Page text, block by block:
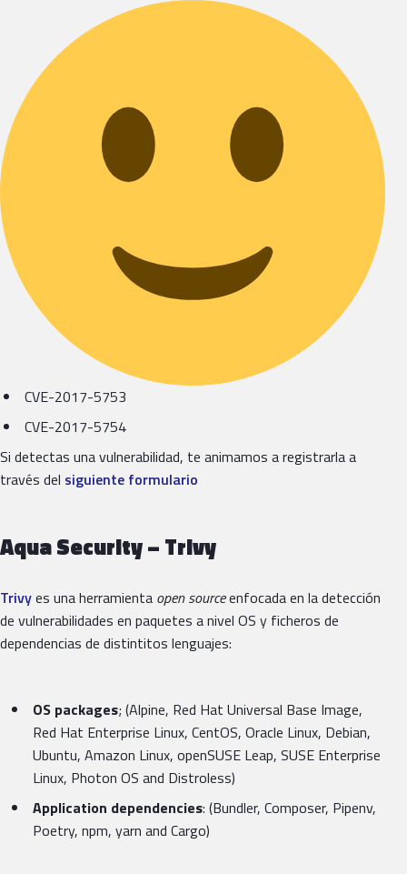
CVE-2017-5753
CVE-2017-5754
Si detectas una vulnerabilidad, te animamos a registrarla a
través del siguiente formulario
Aqua Security – Trivy
Trivyes una herramienta open sourceenfocada en la detección
de vulnerabilidades en paquetes a nivel OS y ficheros de
dependencias de distintitos lenguajes:
OS packages; (Alpine, Red Hat Universal Base Image,
Red Hat Enterprise Linux, CentOS, Oracle Linux, Debian,
Ubuntu, Amazon Linux, openSUSE Leap, SUSE Enterprise
Linux, Photon OS and Distroless)
Application dependencies: (Bundler, Composer, Pipenv,
Poetry, npm, yarn and Cargo)